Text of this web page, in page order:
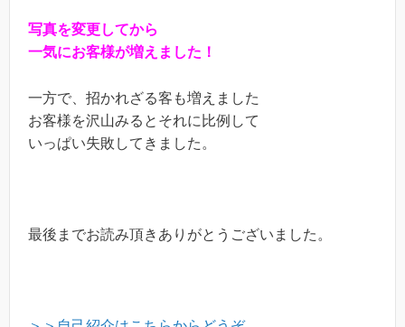
写真を変更してから
一気にお客様が増えました！
一方で、招かれざる客も増えました
お客様を沢山みるとそれに比例して
いっぱい失敗してきました。
最後までお読み頂きありがとうございました。